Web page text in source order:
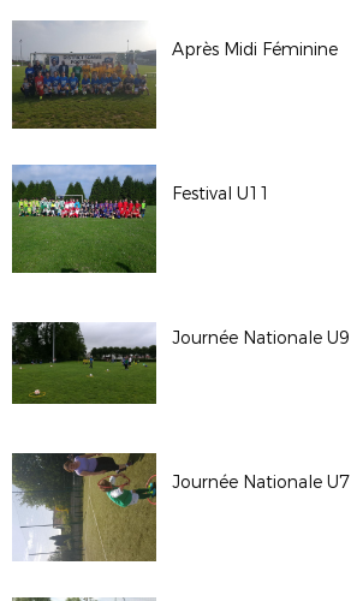
Après Midi Féminine
Festival U11
Journée Nationale U9
Journée Nationale U7